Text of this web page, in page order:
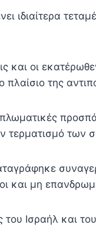
και οι
πλαίσιο της
τερματισμό των
και μη
Ισραήλ και